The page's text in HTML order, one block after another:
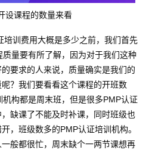
设课程的数量来看
培训费用大概是多少之前，我们首先
量要有所了解，因为对于我们这种
要求的人来说，质量确实是我们的
？我们要看看这个课程的开班数
构都是周末班，但是很多PMP认证
缺课了不能及时补课，同时班级也
，班级数多的PMP认证培训机构。
般都很忙，周末缺个一两节课想再